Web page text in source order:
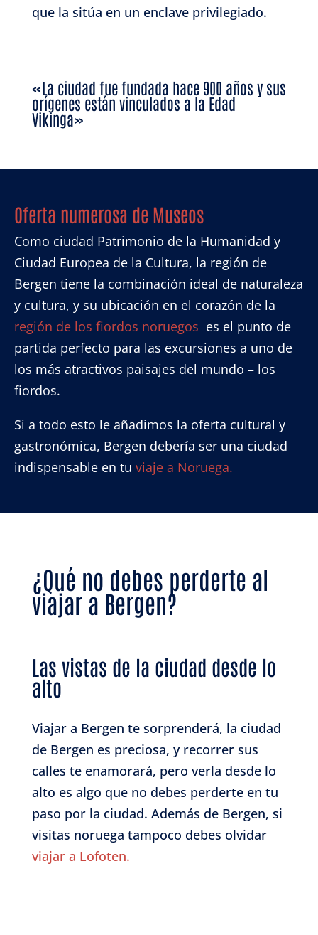
que la sitúa en un enclave privilegiado.
«La ciudad fue fundada hace 900 años y sus
orígenes están vinculados a la Edad
Vikinga»
Oferta numerosa de Museos
Como ciudad Patrimonio de la Humanidad y
Ciudad Europea de la Cultura, la región de
Bergen tiene la combinación ideal de naturaleza
y cultura, y su ubicación en el corazón de la
región de los fiordos noruegos es el punto de
partida perfecto para las excursiones a uno de
los más atractivos paisajes del mundo – los
fiordos.
Si a todo esto le añadimos la oferta cultural y
gastronómica, Bergen debería ser una ciudad
indispensable en tu viaje a Noruega.
¿Qué no debes perderte al
viajar a Bergen?
Las vistas de la ciudad desde lo
alto
Viajar a Bergen te sorprenderá, la ciudad
de Bergen es preciosa, y recorrer sus
calles te enamorará, pero verla desde lo
alto es algo que no debes perderte en tu
paso por la ciudad. Además de Bergen, si
visitas noruega tampoco debes olvidar
viajar a Lofoten.